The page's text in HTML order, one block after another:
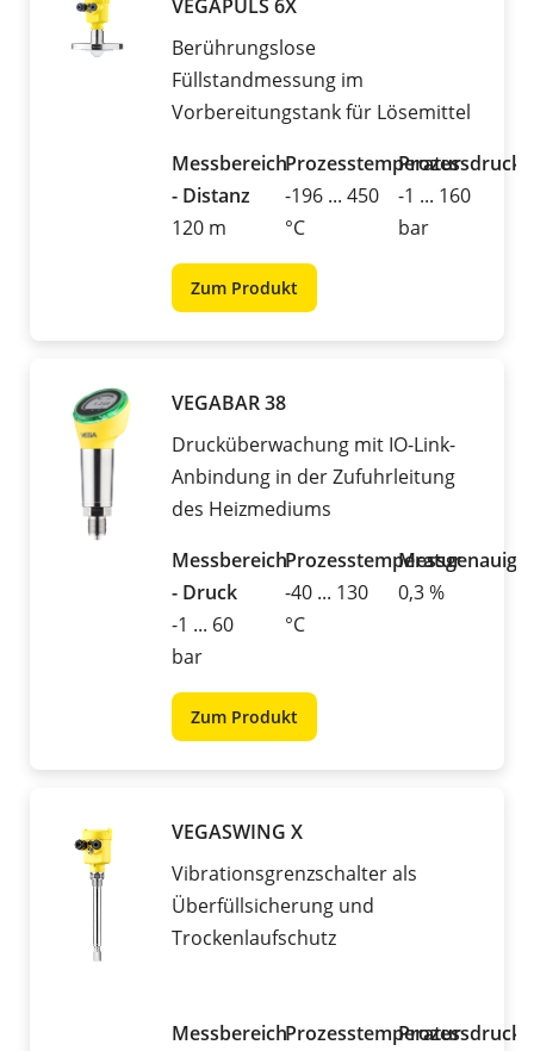
VEGAPULS 6X
Berührungslose
Füllstandmessung im
Vorbereitungstank für Lösemittel
Messbereich
- Distanz
120 m
Prozesstemperatur
-196 ... 450
°C
Prozessdruck
-1 ... 160
bar
Zum Produkt
VEGABAR 38
Drucküberwachung mit IO-Link-
Anbindung in der Zufuhrleitung
des Heizmediums
Messbereich
- Druck
-1 ... 60
bar
Prozesstemperatur
-40 ... 130
°C
0,3 %
Zum Produkt
VEGASWING X
Vibrationsgrenzschalter als
Überfüllsicherung und
Trockenlaufschutz
MessbereichProzesstemperatur
Prozessdruck